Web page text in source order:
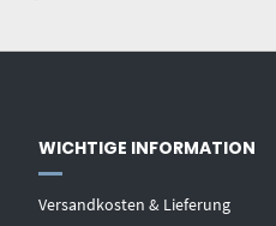
WICHTIGE INFORMATION
Versandkosten & Lieferung